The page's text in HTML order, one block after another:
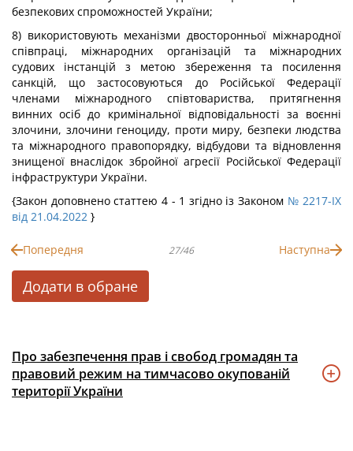
безпекових спроможностей України;
8) використовують механізми двосторонньої міжнародної
співпраці, міжнародних організацій та міжнародних
судових інстанцій з метою збереження та посилення
санкцій, що застосовуються до Російської Федерації
членами міжнародного співтовариства, притягнення
винних осіб до кримінальної відповідальності за воєнні
злочини, злочини геноциду, проти миру, безпеки людства
та міжнародного правопорядку, відбудови та відновлення
знищеної внаслідок збройної агресії Російської Федерації
інфраструктури України.
{Закон доповнено статтею 4 - 1 згідно із Законом № 2217-IX
від 21.04.2022 }
Попередня 27/46 Наступна
Додати в обране
Про забезпечення прав і свобод громадян та
правовий режим на тимчасово окупованій
території України